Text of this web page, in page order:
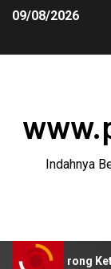
09/08/2026
Indahnya
Ketahanan